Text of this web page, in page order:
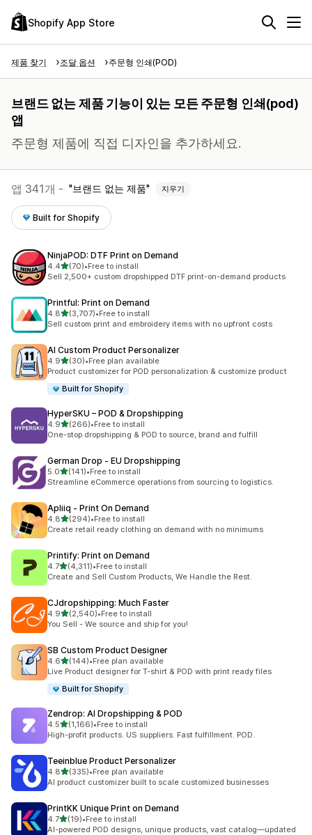
Shopify App Store
제품 찾기 조달 옵션 주문형 인쇄(POD)
브랜드 없는 제품 기능이 있는 모든 주문형 인쇄(pod)
앱
주문형 제품에 직접 디자인을 추가하세요.
앱 341개 - 브랜드 없는 제품 지우기
Built for Shopify
NinjaPOD: DTF Print on Demand
4.4별 5개 중
(70)
총 리뷰 70개
•Free to install
Sell 2,500+ custom dropshipped DTF print-on-demand products
Printful: Print on Demand
4.8별 5개 중
(3,707)
총 리뷰 3707개
•Free to install
Sell custom print and embroidery items with no upfront costs
AI Custom Product Personalizer
4.9별 5개 중
(30)
총 리뷰 30개
•Free plan available
Product customizer for POD personalization & customize product
Built for Shopify
HyperSKU – POD & Dropshipping
4.9별 5개 중
(266)
총 리뷰 266개
•Free to install
One-stop dropshipping & POD to source, brand and fulfill
German Drop ‑ EU Dropshipping
5.0별 5개 중
(141)
총 리뷰 141개
•Free to install
Streamline eCommerce operations from sourcing to logistics.
Apliiq ‑ Print On Demand
4.8별 5개 중
(294)
총 리뷰 294개
•Free to install
Create retail ready clothing on demand with no minimums
Printify: Print on Demand
4.7별 5개 중
(4,311)
총 리뷰 4311개
•Free to install
Create and Sell Custom Products, We Handle the Rest.
CJdropshipping: Much Faster
4.9별 5개 중
(2,540)
총 리뷰 2540개
•Free to install
You Sell - We source and ship for you!
SB Custom Product Designer
4.6별 5개 중
(144)
총 리뷰 144개
•Free plan available
Live Product designer for T-shirt & POD with print ready files
Built for Shopify
Zendrop: AI Dropshipping & POD
4.5별 5개 중
(1,166)
총 리뷰 1166개
•Free to install
High-profit products. US suppliers. Fast fulfillment. POD.
Teeinblue Product Personalizer
4.8별 5개 중
(335)
총 리뷰 335개
•Free plan available
AI product customizer built to scale customized businesses
PrintKK Unique Print on Demand
4.7별 5개 중
(19)
총 리뷰 19개
•Free to install
AI-powered POD designs, unique products, vast catalog—updated